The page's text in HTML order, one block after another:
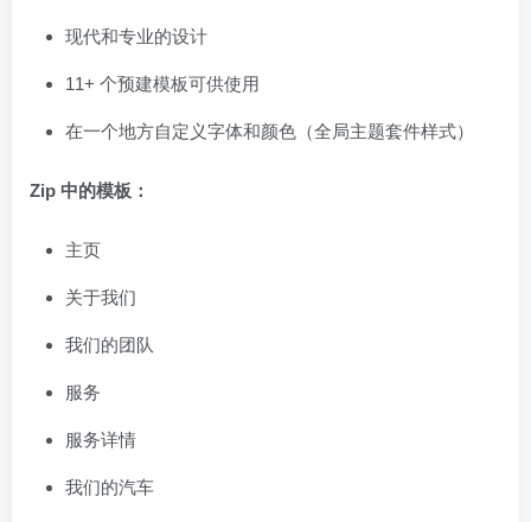
现代和专业的设计
11+ 个预建模板可供使用
在一个地方自定义字体和颜色（全局主题套件样式）
Zip 中的模板：
主页
关于我们
我们的团队
服务
服务详情
我们的汽车